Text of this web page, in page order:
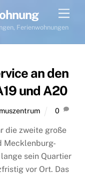
Ferienwohnungen
an den
und A20
0
die zweite große
Mecklenburg-
sein Quartier
vor Ort. Das